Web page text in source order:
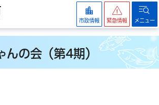
市政情報 緊急情報 メニュー
んの会（第4期）